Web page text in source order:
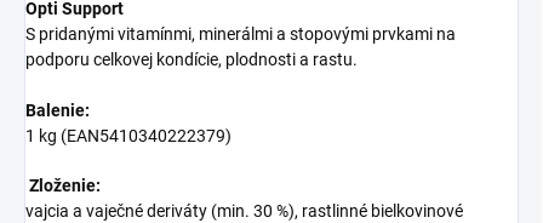
Opti Support
S pridanými vitamínmi, minerálmi a stopovými prvkami na
podporu celkovej kondície, plodnosti a rastu.
Balenie:
1 kg (EAN5410340222379)
Zloženie:
vajcia a vaječné deriváty (min. 30 %), rastlinné bielkovinové